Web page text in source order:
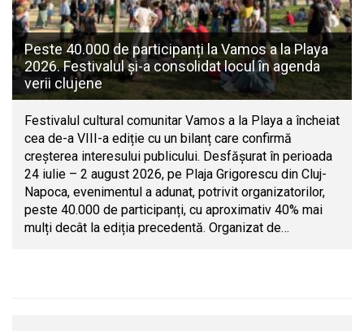
Peste 40.000 de participanți la Vamos a la Playa
2026. Festivalul și-a consolidat locul în agenda
verii clujene
Festivalul cultural comunitar Vamos a la Playa a încheiat
cea de-a VIII-a ediție cu un bilanț care confirmă
creșterea interesului publicului. Desfășurat în perioada
24 iulie – 2 august 2026, pe Plaja Grigorescu din Cluj-
Napoca, evenimentul a adunat, potrivit organizatorilor,
peste 40.000 de participanți, cu aproximativ 40% mai
mulți decât la ediția precedentă. Organizat de…